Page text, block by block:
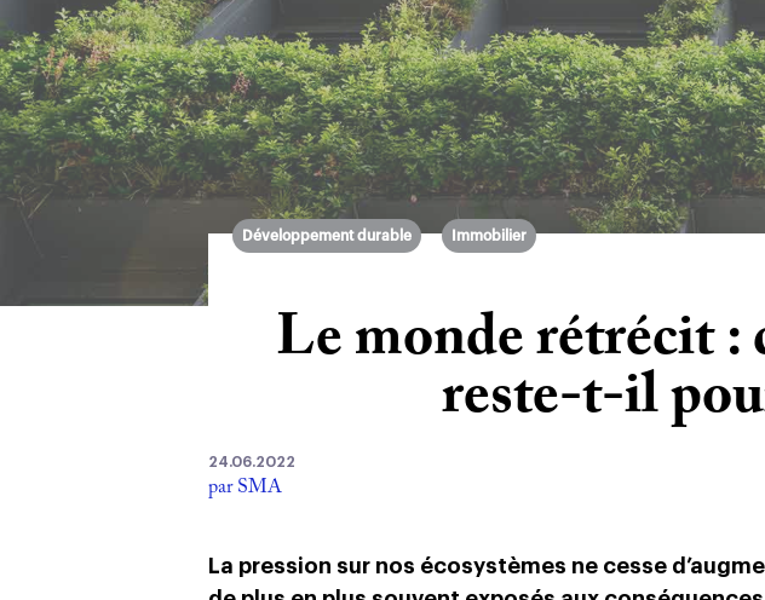
Développement durable Immobilier
Le monde rétrécit :
reste-t-il
24.06.2022
par SMA
La pression sur nos écosystèmes ne cesse